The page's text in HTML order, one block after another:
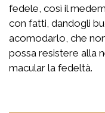
fedele, così il
con fatti, dandogli
acomodarlo, che
possa resistere alla
macular la fedeltà.